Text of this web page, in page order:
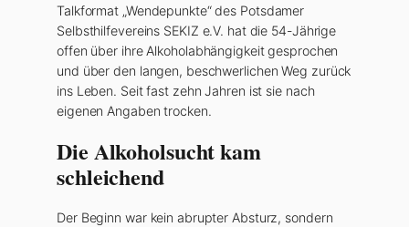
Talkformat „Wendepunkte“ des Potsdamer
Selbsthilfevereins SEKIZ e.V. hat die 54-Jährige
offen über ihre Alkoholabhängigkeit gesprochen
und über den langen, beschwerlichen Weg zurück
ins Leben. Seit fast zehn Jahren ist sie nach
eigenen Angaben trocken.
Die Alkoholsucht kam
schleichend
Der Beginn war kein abrupter Absturz, sondern